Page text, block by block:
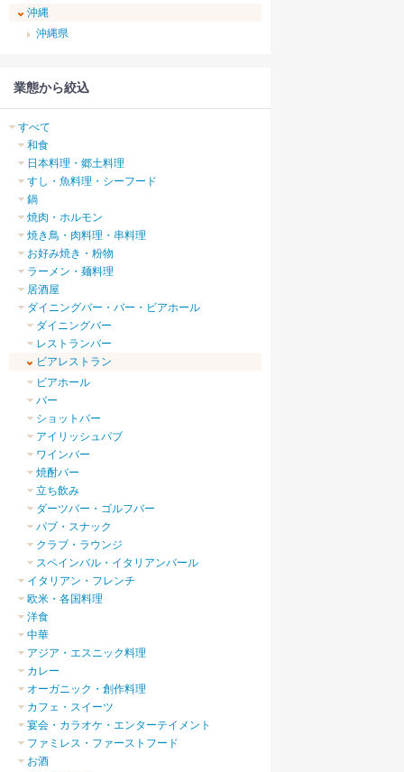
沖縄
沖縄県
業態から絞込
すべて
和食
日本料理・郷土料理
すし・魚料理・シーフード
鍋
焼肉・ホルモン
焼き鳥・肉料理・串料理
お好み焼き・粉物
ラーメン・麺料理
居酒屋
ダイニングバー・バー・ビアホール
ダイニングバー
レストランバー
ビアレストラン
ビアホール
バー
ショットバー
アイリッシュパブ
ワインバー
焼酎バー
立ち飲み
ダーツバー・ゴルフバー
パブ・スナック
クラブ・ラウンジ
スペインバル・イタリアンバール
イタリアン・フレンチ
欧米・各国料理
洋食
中華
アジア・エスニック料理
カレー
オーガニック・創作料理
カフェ・スイーツ
宴会・カラオケ・エンターテイメント
ファミレス・ファーストフード
お酒